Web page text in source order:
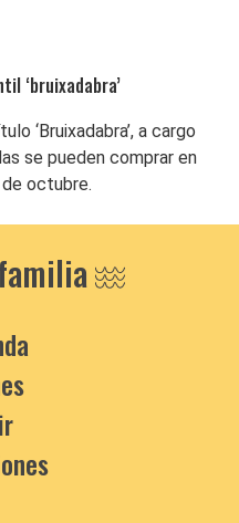
‘bruixadabra’
‘Bruixadabra’, a cargo
se pueden comprar en
octubre.